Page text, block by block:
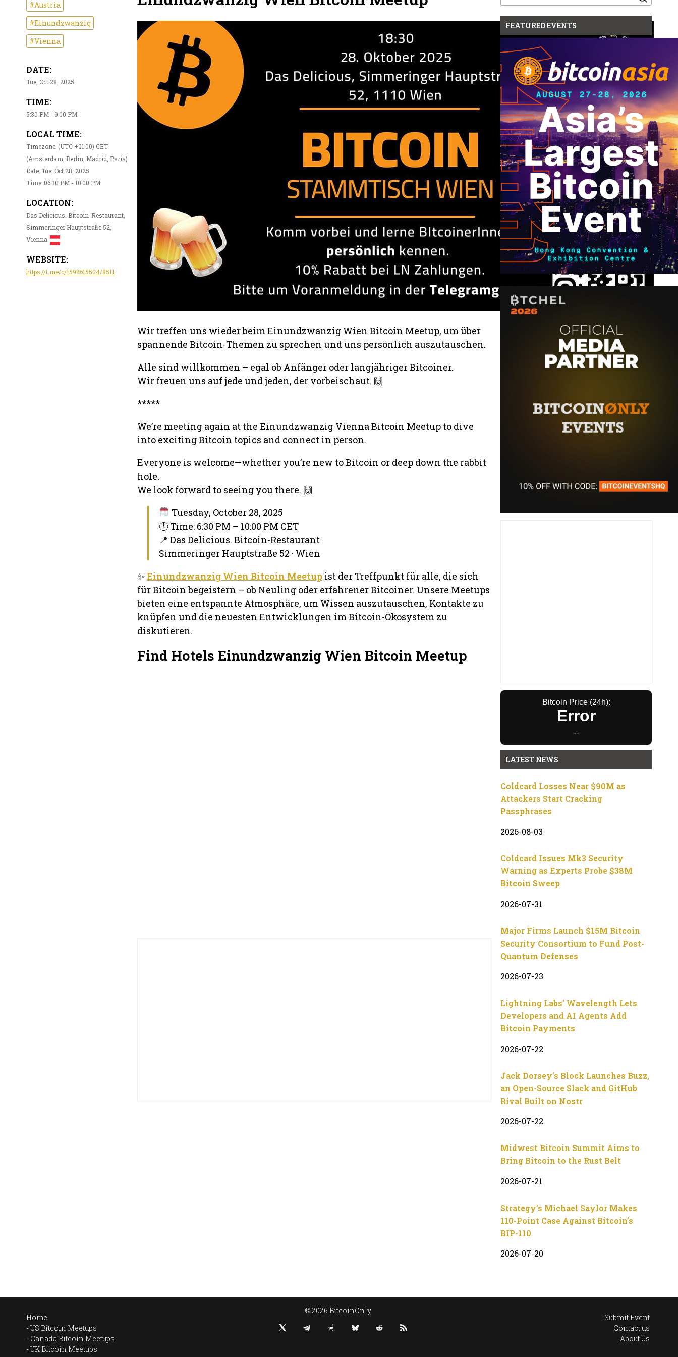
#Austria
#Einundzwanzig
#Vienna
DATE:
Tue, Oct 28, 2025
TIME:
5:30 PM - 9:00 PM
LOCAL TIME:
Timezone: (UTC +01:00) CET
(Amsterdam, Berlin, Madrid, Paris)
Date: Tue, Oct 28, 2025
Time: 06:30 PM - 10:00 PM
LOCATION:
Das Delicious. Bitcoin-Restaurant,
Simmeringer Hauptstraße 52,
Vienna
WEBSITE:
https://t.me/c/1598615504/8511
Wir treffen uns wieder beim Einundzwanzig Wien Bitcoin Meetup, um über
spannende Bitcoin-Themen zu sprechen und uns persönlich auszutauschen.
Alle sind willkommen – egal ob Anfänger oder langjähriger Bitcoiner.
Wir freuen uns auf jede und jeden, der vorbeischaut. 🙌
*****
We’re meeting again at the Einundzwanzig Vienna Bitcoin Meetup to dive
into exciting Bitcoin topics and connect in person.
Everyone is welcome—whether you’re new to Bitcoin or deep down the rabbit
hole.
We look forward to seeing you there. 🙌
Tuesday, October 28, 2025
🕔 Time: 6:30 PM – 10:00 PM CET
📍 Das Delicious. Bitcoin-Restaurant
Simmeringer Hauptstraße 52 · Wien
✨ Einundzwanzig Wien Bitcoin Meetup ist der Treffpunkt für alle, die sich
für Bitcoin begeistern – ob Neuling oder erfahrener Bitcoiner. Unsere Meetups
bieten eine entspannte Atmosphäre, um Wissen auszutauschen, Kontakte zu
knüpfen und die neuesten Entwicklungen im Bitcoin-Ökosystem zu
diskutieren.
Find Hotels Einundzwanzig Wien Bitcoin Meetup
for:
FEATURED EVENTS
Bitcoin Price (24h):
Error
--
LATEST NEWS
Coldcard Losses Near $90M as
Attackers Start Cracking
Passphrases
2026-08-03
Coldcard Issues Mk3 Security
Warning as Experts Probe $38M
Bitcoin Sweep
2026-07-31
Major Firms Launch $15M Bitcoin
Security Consortium to Fund Post-
Quantum Defenses
2026-07-23
Lightning Labs’ Wavelength Lets
Developers and AI Agents Add
Bitcoin Payments
2026-07-22
Jack Dorsey’s Block Launches Buzz,
an Open-Source Slack and GitHub
Rival Built on Nostr
2026-07-22
Midwest Bitcoin Summit Aims to
Bring Bitcoin to the Rust Belt
2026-07-21
Strategy’s Michael Saylor Makes
110-Point Case Against Bitcoin’s
BIP-110
2026-07-20
Home
US Bitcoin Meetups
Canada Bitcoin Meetups
UK Bitcoin Meetups
© 2026 BitcoinOnly
Submit Event
Contact us
About Us